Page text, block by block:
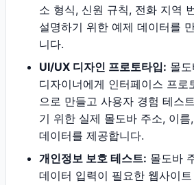
소 형식, 신원 규칙, 전화 지역
설명하기 위한 예제 데이터를
니다.
UI/UX 디자인 프로토타입: 몰
디자이너에게 인터페이스 프로
으로 만들고 사용자 경험 테스
기 위한 실제 몰도바 주소, 이
데이터를 제공합니다.
개인정보 보호 테스트: 몰도바
데이터 입력이 필요한 웹사이